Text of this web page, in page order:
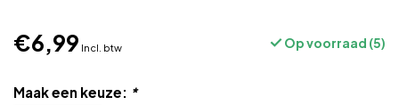
€6,99 Incl. btw Op voorraad (5)
Maak een keuze: *